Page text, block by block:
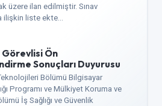
üzere ilan edilmiştir. Sınav
ilişkin liste ekte…
Ön
Sonuçları Duyurusu
Bölümü Bilgisayar
Programı ve Mülkiyet Koruma ve
İş Sağlığı ve Güvenlik